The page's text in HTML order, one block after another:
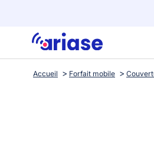
Accueil Forfait mobile